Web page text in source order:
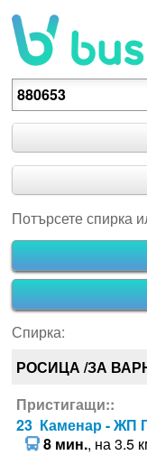
Потърсете спирка
Потърсете спирка
Спирка:
РОСИЦА /ЗА
Пристигащи::
23 Каменар - ЖП
8 мин., на 3.5